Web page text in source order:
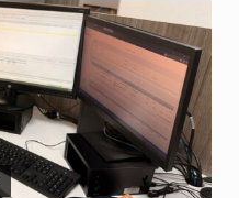
Barranquilla ya está lista para convertirse, el próximo 16 de…
La Alcaldía de Barranquilla puso en marcha un amplio plan…
Si eres un trader que prefiere lidiar con condiciones de…